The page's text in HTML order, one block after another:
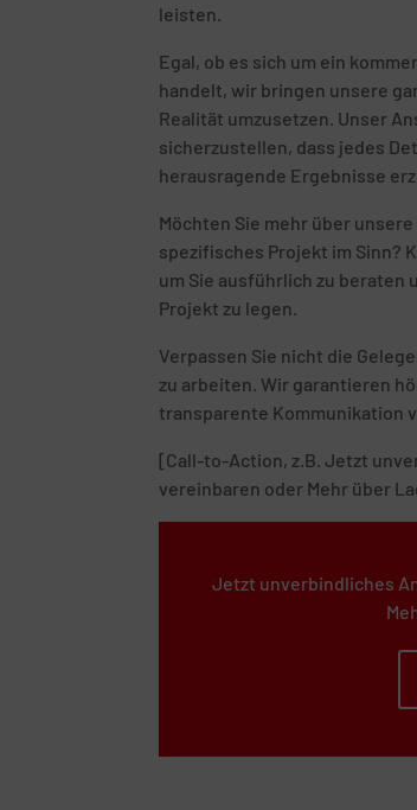
leisten.
Egal, ob es sich um ein
handelt, wir bringen unsere
Realität umzusetzen. Unser
sicherzustellen, dass jedes
herausragende Ergebnisse
Möchten Sie mehr über
spezifisches Projekt im Sinn?
um Sie ausführlich zu beraten
Projekt zu legen.
Verpassen Sie nicht die
zu arbeiten. Wir garantieren
transparente Kommunikation
[Call-to-Action, z.B. Jetzt
vereinbaren oder Mehr über
Jetzt unverbindliches